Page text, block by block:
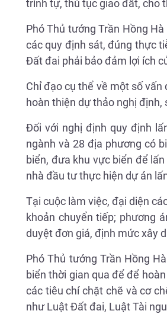
trình tự, thủ tục giao đất, cho
Phó Thủ tướng Trần Hồng
các quy định sát, đúng thực
Đất đai phải bảo đảm lợi ích
Chỉ đạo cụ thể về một số
hoàn thiện dự thảo nghị
Đối với nghị định quy định
ngành và 28 địa phương có
biển, đưa khu vực biển để
nhà đầu tư thực hiện dự án
Tại cuộc làm việc, đại diện
khoản chuyển tiếp; phương
duyệt đơn giá, định mức xây
Phó Thủ tướng Trần Hồng
biển thời gian qua để để
các tiêu chí chặt chẽ và cơ
như Luật Đất đai, Luật Tài